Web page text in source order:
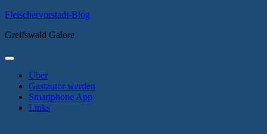
Zum
springen
Fleischervorstadt-Blog
Greifswald Galore
Primäres
Über
Gastautor werden
Smartphone App
Links